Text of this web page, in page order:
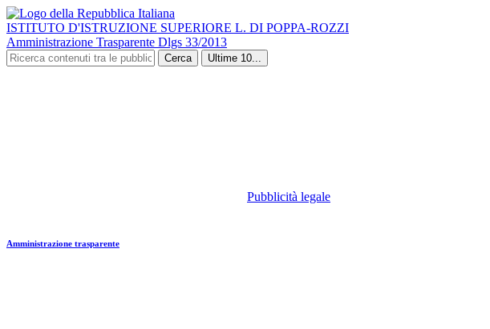
ISTITUTO D'ISTRUZIONE SUPERIORE L. DI POPPA-ROZZI
Amministrazione Trasparente Dlgs 33/2013
Cerca Ultime 10...
Pubblicità legale
Amministrazione trasparente